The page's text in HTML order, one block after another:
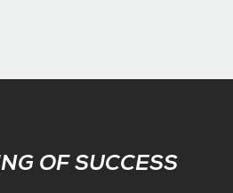
Subscribe
OF SUCCESS